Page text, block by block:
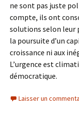
ne sont pas juste
compte, ils ont
solutions selon leur
la poursuite d’un
croissance ni aux
L’urgence est
démocratique.
Laisser un